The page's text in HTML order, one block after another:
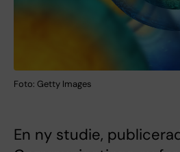
Foto: Getty Images
En ny studie,